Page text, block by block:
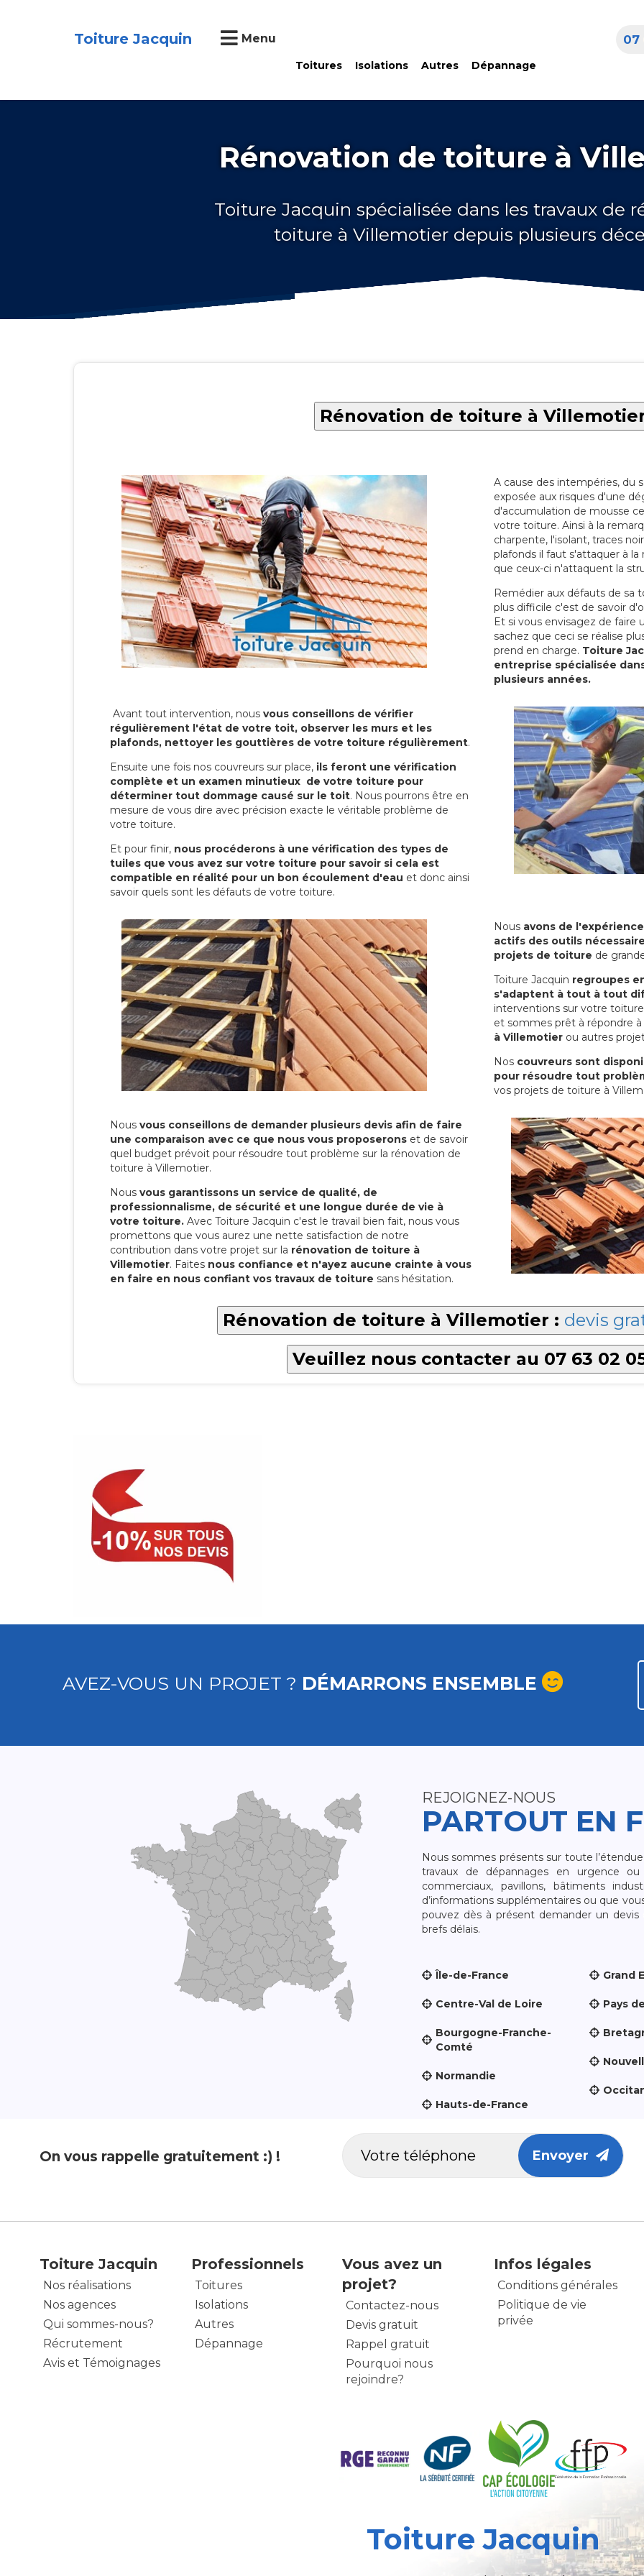
Toiture Jacquin Menu
Toitures Isolations Autres Dépannage
07
Rénovation de toiture à
Toiture Jacquin spécialisée dans les travaux de
toiture à Villemotier depuis plusieurs
Rénovation de toiture à
A cause des intempéries, du
exposée aux risques d'une
d'accumulation de mousse
votre toiture. Ainsi à la
charpente, l'isolant, traces
plafonds il faut s'attaquer à
que ceux-ci n'attaquent la
Remédier aux défauts de sa
plus difficile c'est de savoir
Et si vous envisagez de faire
sachez que ceci se réalise
prend en charge. Toiture
entreprise spécialisée
plusieurs années.
Avant tout intervention, nous vous conseillons de vérifier
régulièrement l'état de votre toit, observer les murs et les
plafonds, nettoyer les gouttières de votre toiture régulièrement.
Ensuite une fois nos couvreurs sur place, ils feront une vérification
complète et un examen minutieux de votre toiture pour
déterminer tout dommage causé sur le toit. Nous pourrons être en
mesure de vous dire avec précision exacte le véritable problème de
votre toiture.
Et pour finir, nous procéderons à une vérification des types de
tuiles que vous avez sur votre toiture pour savoir si cela est
compatible en réalité pour un bon écoulement d'eau et donc ainsi
savoir quels sont les défauts de votre toiture.
Nous avons de
actifs des outils
projets de toiture de
Toiture Jacquin regroupes
s'adaptent à tout à tout
interventions sur votre
et sommes prêt à répondre à
à Villemotier ou autres
Nos couvreurs sont
pour résoudre tout
vos projets de toiture à
Nous vous conseillons de demander plusieurs devis afin de faire
une comparaison avec ce que nous vous proposerons et de savoir
quel budget prévoit pour résoudre tout problème sur la rénovation de
toiture à Villemotier.
Nous vous garantissons un service de qualité, de
professionnalisme, de sécurité et une longue durée de vie à
votre toiture. Avec Toiture Jacquin c'est le travail bien fait, nous vous
promettons que vous aurez une nette satisfaction de notre
contribution dans votre projet sur la rénovation de toiture à
Villemotier. Faites nous confiance et n'ayez aucune crainte à vous
en faire en nous confiant vos travaux de toiture sans hésitation.
Rénovation de toiture à Villemotier : devis
Veuillez nous contacter au 07 63 02
AVEZ-VOUS UN PROJET ? DÉMARRONS ENSEMBLE
REJOIGNEZ-NOUS
PARTOUT EN
Nous sommes présents sur toute
travaux de dépannages en urgence
commerciaux, pavillons, bâtiments
d’informations supplémentaires ou que
pouvez dès à présent demander un
brefs délais.
Île-de-France
Centre-Val de Loire
Bourgogne-Franche-
Comté
Normandie
Hauts-de-France
Grand
Pays
On vous rappelle gratuitement :) ! Envoyer
Toiture Jacquin
Nos réalisations
Nos agences
Qui sommes-nous?
Récrutement
Avis et Témoignages
Professionnels
Toitures
Isolations
Autres
Dépannage
Vous avez un
projet?
Contactez-nous
Devis gratuit
Rappel gratuit
Pourquoi nous
rejoindre?
Infos légales
Conditions générales
Politique de vie
privée
Toiture Jacquin